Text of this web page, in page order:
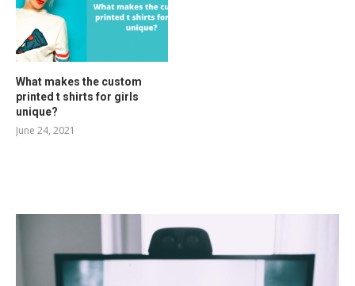
What makes the custom
printed t shirts for girls
unique?
June 24, 2021